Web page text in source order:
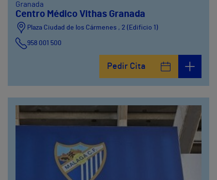
Granada
Centro Médico Vithas Granada
Plaza Ciudad de los Cármenes , 2 (Edificio 1)
958 001 500
Pedir Cita